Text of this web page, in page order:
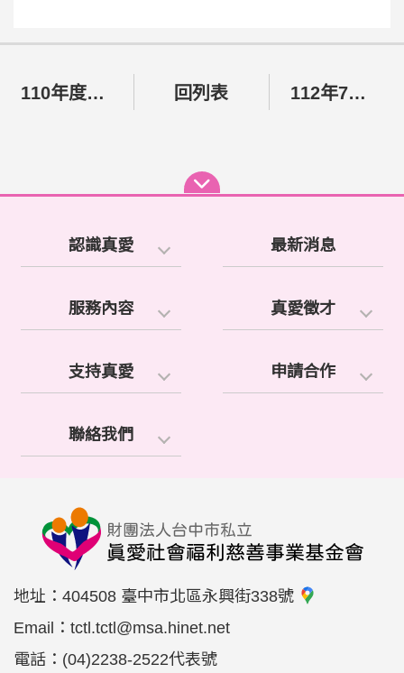
110年度『冬令送暖』活動大成功 回列表 112年7、8月份愛心發票募集成果
認識真愛 最新消息
服務內容 真愛徵才
支持真愛 申請合作
聯絡我們
地址： 404508 臺中市北區永興街338號
Email： tctl.tctl@msa.hinet.net
電話： (04)2238-2522代表號